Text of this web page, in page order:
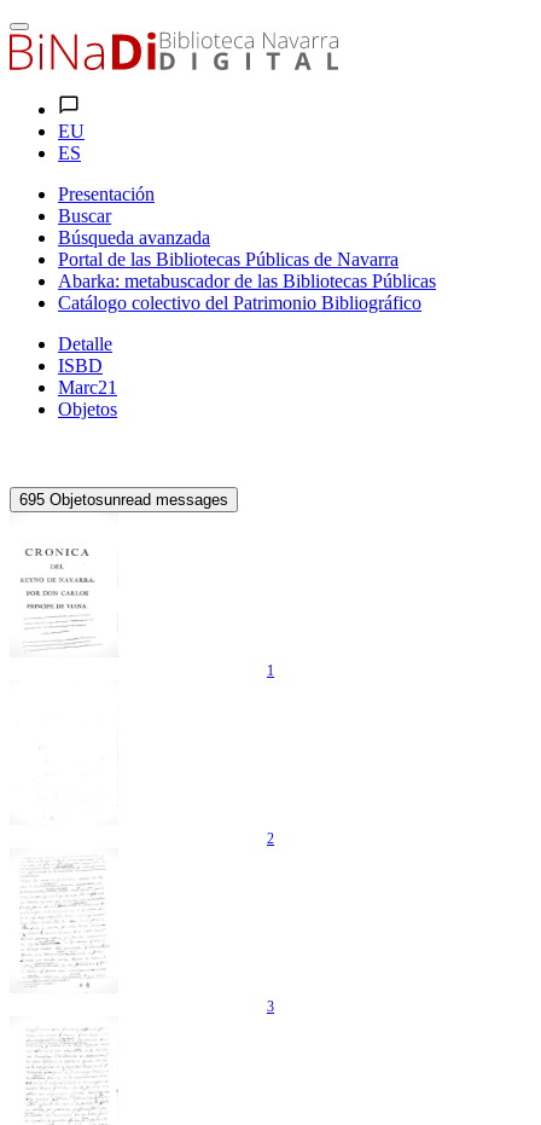
EU
ES
Presentación
Buscar
Búsqueda avanzada
Portal de las Bibliotecas Públicas de Navarra
Abarka: metabuscador de las Bibliotecas Públicas
Catálogo colectivo del Patrimonio Bibliográfico
Detalle
ISBD
Marc21
Objetos
695 Objetosunread messages
1
2
3